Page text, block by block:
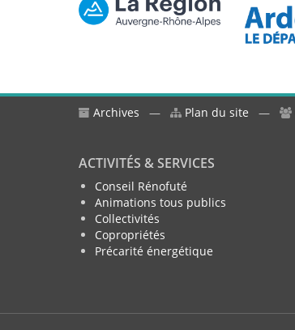
Archives — Plan du site —
ACTIVITÉS & SERVICES
Conseil Rénofuté
Animations tous publics
Collectivités
Copropriétés
Précarité énergétique